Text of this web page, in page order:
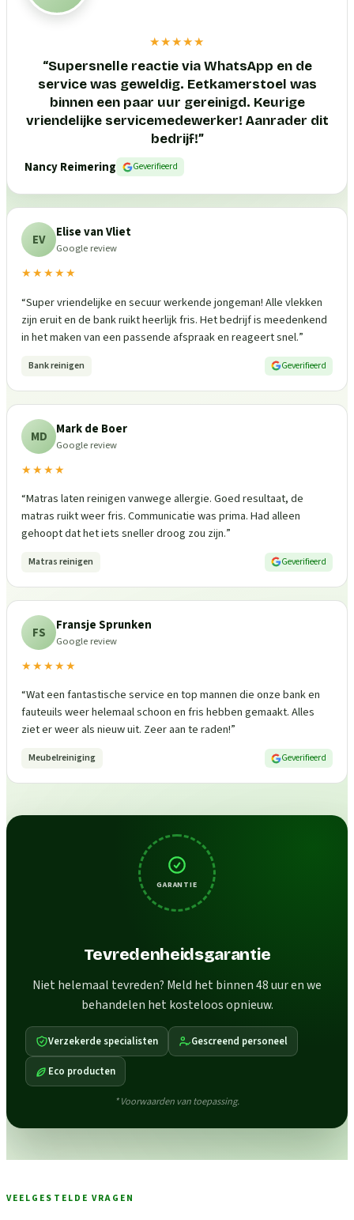
★★★★★
“Supersnelle reactie via WhatsApp en de
service was geweldig. Eetkamerstoel was
binnen een paar uur gereinigd. Keurige
vriendelijke servicemedewerker! Aanrader dit
bedrijf!”
Nancy Reimering
Geverifieerd
EV Elise van Vliet
Google review
★★★★★
“Super vriendelijke en secuur werkende jongeman! Alle vlekken
zijn eruit en de bank ruikt heerlijk fris. Het bedrijf is meedenkend
in het maken van een passende afspraak en reageert snel.”
Bank reinigen Geverifieerd
MD Mark de Boer
Google review
★★★★
“Matras laten reinigen vanwege allergie. Goed resultaat, de
matras ruikt weer fris. Communicatie was prima. Had alleen
gehoopt dat het iets sneller droog zou zijn.”
Matras reinigen Geverifieerd
FS Fransje Sprunken
Google review
★★★★★
“Wat een fantastische service en top mannen die onze bank en
fauteuils weer helemaal schoon en fris hebben gemaakt. Alles
ziet er weer als nieuw uit. Zeer aan te raden!”
Meubelreiniging Geverifieerd
GARANTIE
Tevredenheidsgarantie
Niet helemaal tevreden? Meld het binnen 48 uur en we
behandelen het kosteloos opnieuw.
Verzekerde specialisten Gescreend personeel
Eco producten
* Voorwaarden van toepassing.
VEELGESTELDE VRAGEN